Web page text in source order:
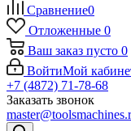
Сравнение0
Отложенные 0
Ваш заказ пусто 0
ВойтиМой
+7 (4872) 71-78-68
Заказать звонок